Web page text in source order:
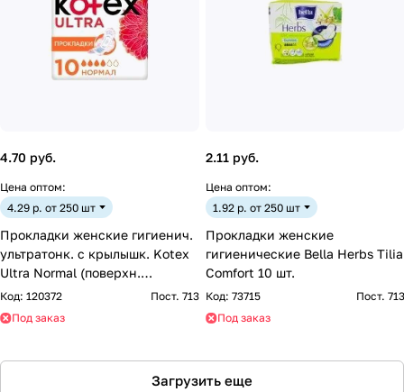
4.70 руб.
Цена оптом:
4.29 р. от 250 шт
Прокладки женские гигиенич.
ультратонк. с крылышк. Kotex
Ultra Normal (поверхн.
сеточка), *10шт
Код: 120372
Пост. 713
Под заказ
2.11 руб.
Цена оптом:
1.92 р. от 250 шт
Прокладки женские
гигиенические Bella Herbs Tilia
Comfort 10 шт.
Код: 73715
Пост. 713
Под заказ
Загрузить еще